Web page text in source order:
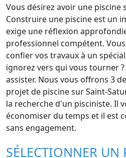
Vous désirez avoir une piscine
Construire une piscine est un
exige une réflexion
professionnel compétent.
confier vos travaux à un
ignorez vers qui vous tourner
assister. Nous vous offrons 3
projet de piscine sur Saint-
la recherche d'un pisciniste. Il
économiser du temps et il est
sans engagement.
SÉLECTIONNER UN